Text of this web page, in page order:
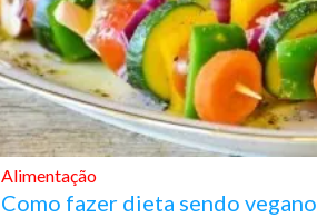
Alimentação
Como fazer dieta sendo vegano